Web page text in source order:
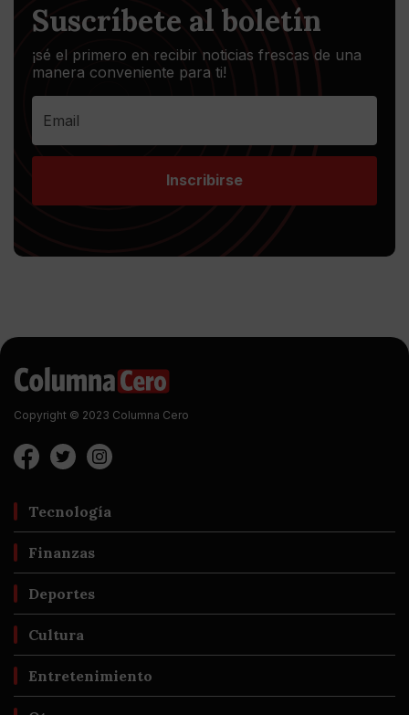
Suscríbete al boletín
¡sé el primero en recibir noticias frescas de una
manera conveniente para ti!
Inscribirse
Copyright © 2023 Columna Cero
Tecnología
Finanzas
Deportes
Cultura
Entretenimiento